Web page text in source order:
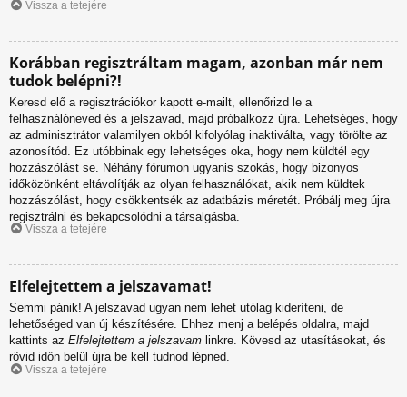
Vissza a tetejére
Korábban regisztráltam magam, azonban már nem
tudok belépni?!
Keresd elő a regisztrációkor kapott e-mailt, ellenőrizd le a
felhasználóneved és a jelszavad, majd próbálkozz újra. Lehetséges, hogy
az adminisztrátor valamilyen okból kifolyólag inaktiválta, vagy törölte az
azonosítód. Ez utóbbinak egy lehetséges oka, hogy nem küldtél egy
hozzászólást se. Néhány fórumon ugyanis szokás, hogy bizonyos
időközönként eltávolítják az olyan felhasználókat, akik nem küldtek
hozzászólást, hogy csökkentsék az adatbázis méretét. Próbálj meg újra
regisztrálni és bekapcsolódni a társalgásba.
Vissza a tetejére
Elfelejtettem a jelszavamat!
Semmi pánik! A jelszavad ugyan nem lehet utólag kideríteni, de
lehetőséged van új készítésére. Ehhez menj a belépés oldalra, majd
kattints az Elfelejtettem a jelszavam linkre. Kövesd az utasításokat, és
rövid időn belül újra be kell tudnod lépned.
Vissza a tetejére